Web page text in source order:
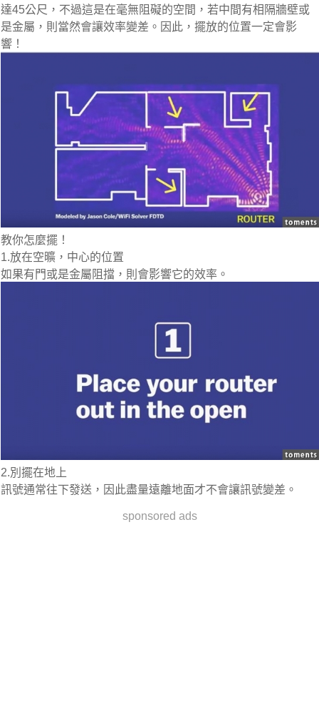
達45公尺，不過這是在毫無阻礙的空間，若中間有相隔牆壁或
是金屬，則當然會讓效率變差。因此，擺放的位置一定會影
響！
教你怎麼擺！
1.放在空曠，中心的位置
如果有門或是金屬阻擋，則會影響它的效率。
2.別擺在地上
訊號通常往下發送，因此盡量遠離地面才不會讓訊號變差。
sponsored ads